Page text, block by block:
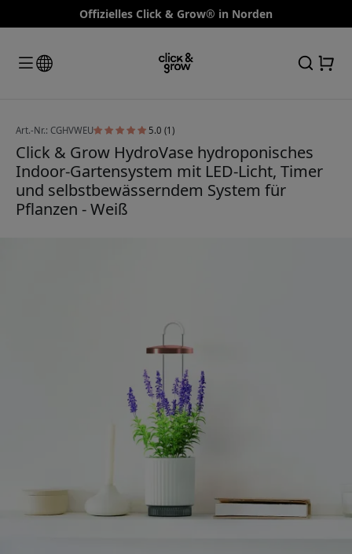
Offizielles Click & Grow® in Norden
Art.-Nr.: CGHVWEU 5.0 (1)
Click & Grow HydroVase hydroponisches
Indoor-Gartensystem mit LED-Licht, Timer
und selbstbewässerndem System für
Pflanzen - Weiß